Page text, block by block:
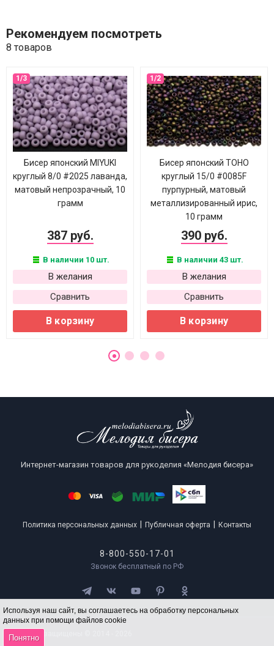
Используя наш сайт, вы соглашаетесь на обработку персональных
данных при помощи файлов cookie
Понятно
Рекомендуем посмотреть
8 товаров
Бисер японский MIYUKI
круглый 8/0 #2025 лаванда,
матовый непрозрачный, 10
грамм
387 руб.
В наличии 10 шт.
В желания
Сравнить
В корзину
Бисер японский TOHO
круглый 15/0 #0085F
пурпурный, матовый
металлизированный ирис,
10 грамм
390 руб.
В наличии 43 шт.
В желания
Сравнить
В корзину
Интернет-магазин товаров для рукоделия «Мелодия бисера»
Политика персональных данных Публичная оферта Контакты
8-800-550-17-01
Звонок бесплатный по РФ
Все права защищены © 2014 - 2026